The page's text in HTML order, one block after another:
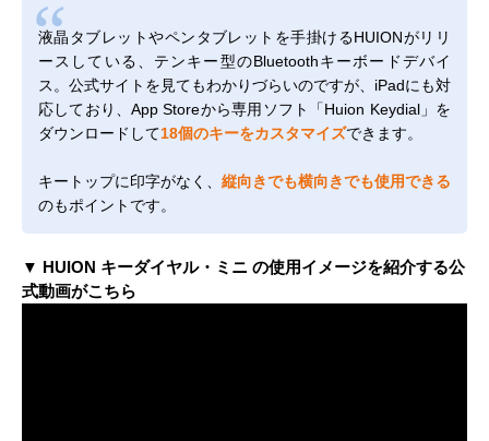
液晶タブレットやペンタブレットを手掛けるHUIONがリリ
ースしている、テンキー型のBluetoothキーボードデバイ
ス。公式サイトを見てもわかりづらいのですが、iPadにも対
応しており、App Storeから専用ソフト「Huion Keydial」を
ダウンロードして18個のキーをカスタマイズできます。
キートップに印字がなく、 縦向きでも横向きでも使用できる
のもポイントです。
▼ HUION キーダイヤル・ミニ の使用イメージを紹介する公
式動画がこちら